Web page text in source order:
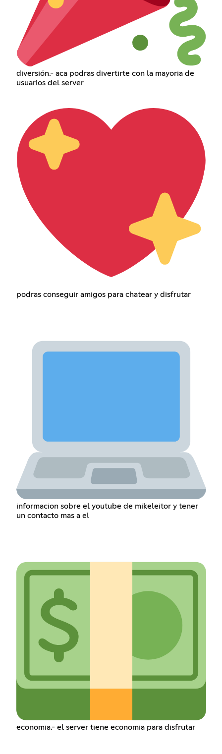
diversión.- aca podras divertirte con la mayoria de
usuarios del server
podras conseguir amigos para chatear y disfrutar
informacion sobre el youtube de mikeleitor y tener
un contacto mas a el
economia.- el server tiene economia para disfrutar